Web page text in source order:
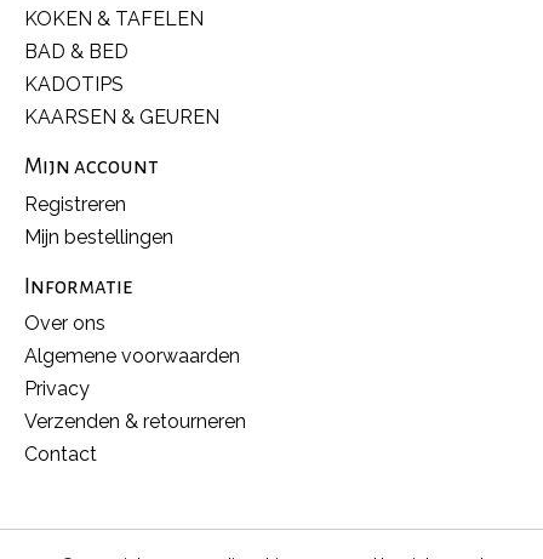
KOKEN & TAFELEN
BAD & BED
KADOTIPS
KAARSEN & GEUREN
Mijn account
Registreren
Mijn bestellingen
Informatie
Over ons
Algemene voorwaarden
Privacy
Verzenden & retourneren
Contact